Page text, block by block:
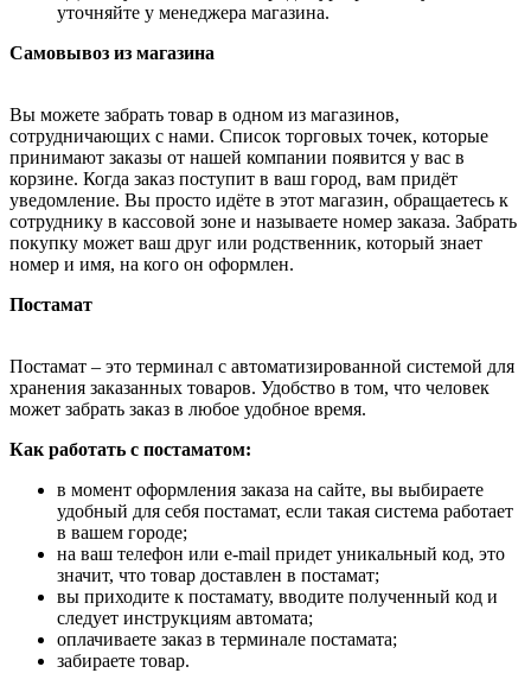
уточняйте у менеджера магазина.
Самовывоз из магазина
Вы можете забрать товар в одном из магазинов,
сотрудничающих с нами. Список торговых точек, которые
принимают заказы от нашей компании появится у вас в
корзине. Когда заказ поступит в ваш город, вам придёт
уведомление. Вы просто идёте в этот магазин, обращаетесь к
сотруднику в кассовой зоне и называете номер заказа. Забрать
покупку может ваш друг или родственник, который знает
номер и имя, на кого он оформлен.
Постамат
Постамат – это терминал с автоматизированной системой для
хранения заказанных товаров. Удобство в том, что человек
может забрать заказ в любое удобное время.
Как работать с постаматом:
в момент оформления заказа на сайте, вы выбираете
удобный для себя постамат, если такая система работает
в вашем городе;
на ваш телефон или e-mail придет уникальный код, это
значит, что товар доставлен в постамат;
вы приходите к постамату, вводите полученный код и
следует инструкциям автомата;
оплачиваете заказ в терминале постамата;
забираете товар.